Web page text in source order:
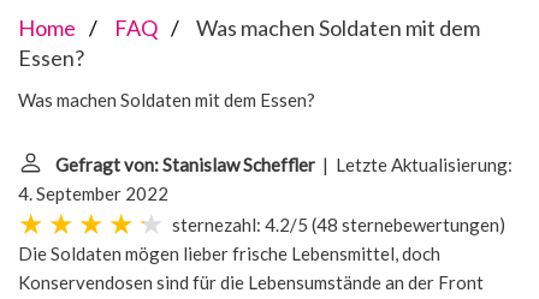
Home FAQ
Was machen Soldaten mit dem
Essen?
Was machen Soldaten mit dem Essen?
Gefragt von: Stanislaw Scheffler | Letzte Aktualisierung:
4. September 2022
sternezahl: 4.2/5 (48 sternebewertungen)
Die Soldaten mögen lieber frische Lebensmittel, doch
Konservendosen sind für die Lebensumstände an der Front